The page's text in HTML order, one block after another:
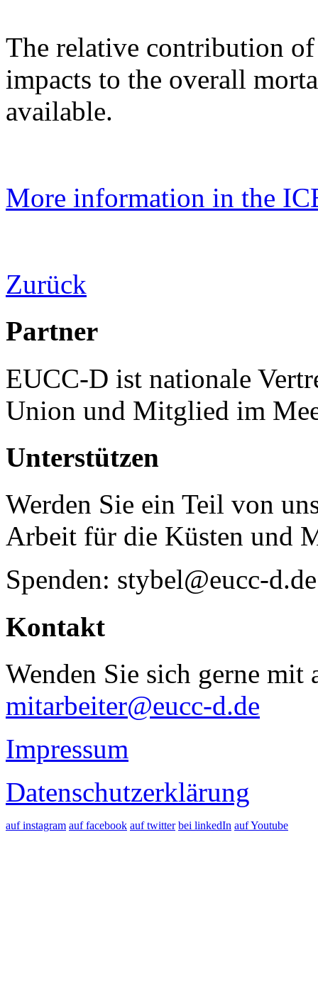
The relative contribution
impacts to the overall
available.
More information in the
Zurück
Partner
EUCC-D ist nationale
Union und Mitglied im
Unterstützen
Werden Sie ein Teil von
Arbeit für die Küsten und
Spenden: stybel@eucc-d.de
Kontakt
Wenden Sie sich gerne mit
mitarbeiter@eucc-d.de
Impressum
Datenschutzerklärung
auf instagram auf facebook auf twitter bei linkedIn auf Youtube